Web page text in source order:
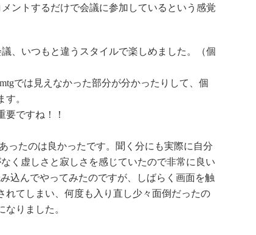
ントするだけで会議に参加しているという感覚
議、いつもと違うスタイルで楽しめました。（個
では見えなかった部分が分かったりして、個
。
ですね！！
ったのは良かったです。聞く分にも実際に自分
く虚しさと寂しさを感じていたので非常に良い
込んでやってみたのですが、しばらく画面を触
れてしまい、何度も入り直し少々面倒だったの
りました。